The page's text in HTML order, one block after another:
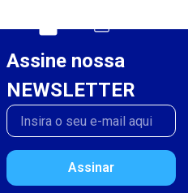
Assine nossa
NEWSLETTER
Assinar